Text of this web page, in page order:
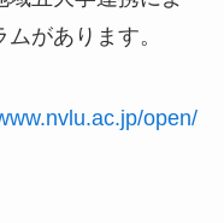
があります。
open/